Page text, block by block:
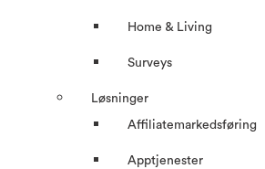
Home & Living
Surveys
Løsninger
Affiliatemarkedsføring
Apptjenester